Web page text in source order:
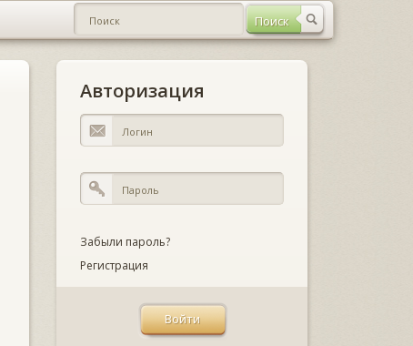
Авторизация
Забыли пароль?
Регистрация